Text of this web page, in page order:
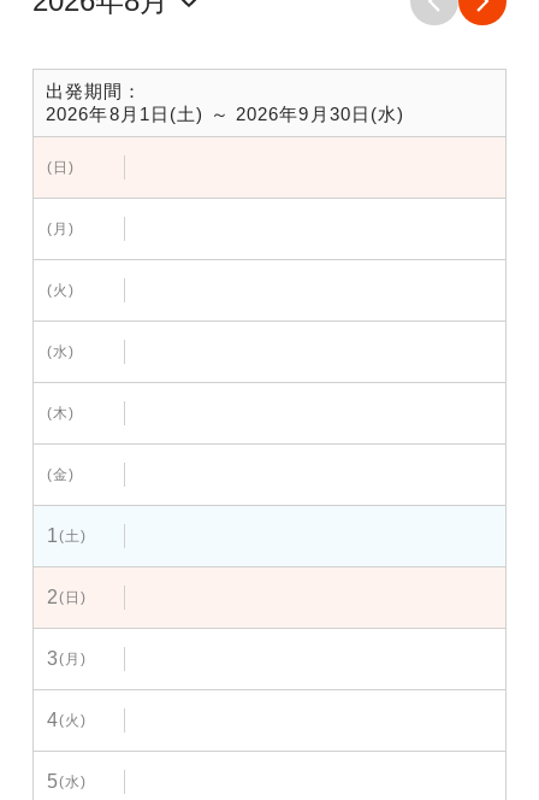
出発期間：
2026年8月1日(土) ～ 2026年9月30日(水)
(日)
(月)
(火)
(水)
(木)
(金)
1(土)
2(日)
3(月)
4(火)
5(水)